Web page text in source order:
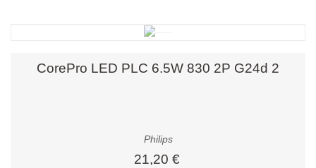
CorePro LED PLC 6.5W 830 2P G24d 2
Philips
21,20 €